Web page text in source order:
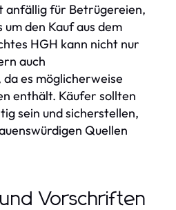
anfällig für Betrügereien,
den Kauf aus dem
HGH kann nicht nur
auch
es möglicherweise
enthält. Käufer sollten
sein und sicherstellen,
Quellen
Vorschriften